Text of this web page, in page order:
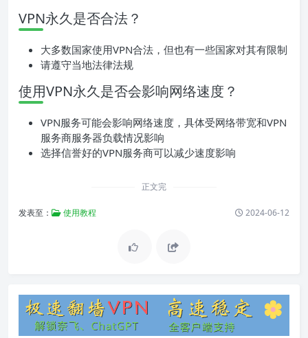
VPN永久是否合法？
大多数国家使用VPN合法，但也有一些国家对其有限制
请遵守当地法律法规
使用VPN永久是否会影响网络速度？
VPN服务可能会影响网络速度，具体受网络带宽和VPN
服务商服务器负载情况影响
选择信誉好的VPN服务商可以减少速度影响
正文完
发表至： 使用教程 2024-06-12